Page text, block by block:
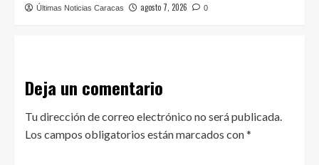
Últimas Noticias Caracas agosto 7, 2026 0
Deja un comentario
Tu dirección de correo electrónico no será publicada.
Los campos obligatorios están marcados con*